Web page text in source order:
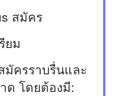
สมัคร
ยม
มัครราบรื่นและ
ด โดยต้องมี: